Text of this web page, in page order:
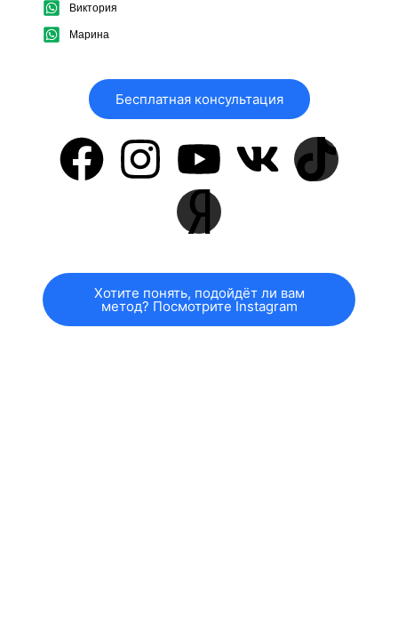
Виктория
Марина
Бесплатная консультация
Хотите понять, подойдёт ли вам
метод? Посмотрите Instagram